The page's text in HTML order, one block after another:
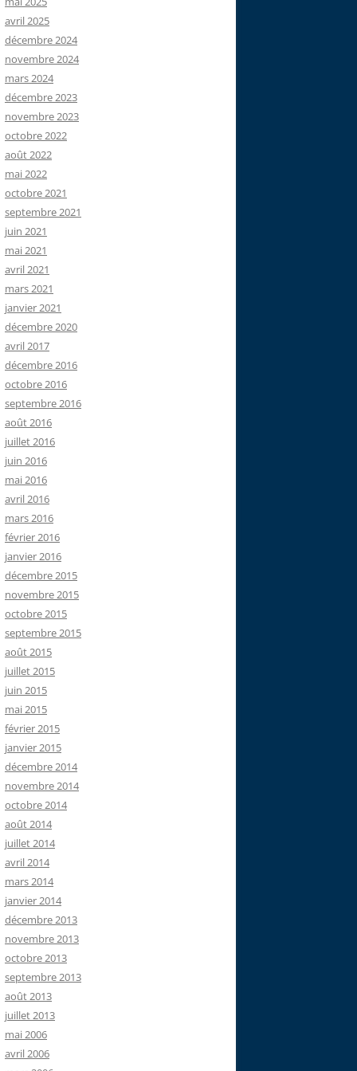
dbchangelog-latest.xsd
avril 2025
décembre 2024
novembre 2024
mars 2024
décembre 2023
novembre 2023
octobre 2022
août 2022
mai 2022
octobre 2021
septembre 2021
juin 2021
mai 2021
avril 2021
mars 2021
janvier 2021
décembre 2020
avril 2017
décembre 2016
octobre 2016
septembre 2016
août 2016
juillet 2016
juin 2016
mai 2016
avril 2016
mars 2016
février 2016
janvier 2016
décembre 2015
novembre 2015
octobre 2015
septembre 2015
août 2015
juillet 2015
juin 2015
mai 2015
février 2015
janvier 2015
décembre 2014
novembre 2014
octobre 2014
août 2014
juillet 2014
avril 2014
mars 2014
janvier 2014
décembre 2013
novembre 2013
octobre 2013
septembre 2013
août 2013
juillet 2013
mai 2006
avril 2006